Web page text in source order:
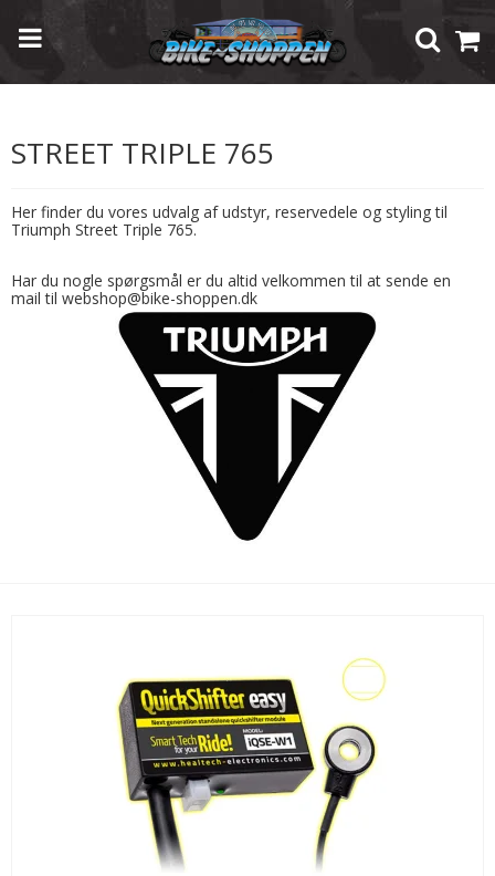
STREET TRIPLE 765
Her finder du vores udvalg af udstyr, reservedele og styling til
Triumph Street Triple 765.
Har du nogle spørgsmål er du altid velkommen til at sende en
mail til webshop@bike-shoppen.dk